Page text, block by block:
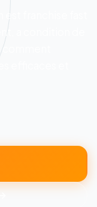
est franchise fast
a condition de
efficaces et